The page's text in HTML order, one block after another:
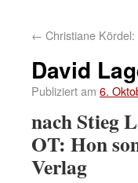
← Christiane
David
Publiziert am 6.
nach Stieg
OT: Hon
Verlag